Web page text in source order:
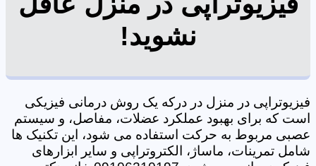
نشوید!
فیزیوتراپی در منزل در درکه یک روش درمانی فیزیکی
است که برای بهبود عملکرد عضلات، مفاصل، و سیستم
عصبی مربوط به حرکت استفاده می شود، این تکنیک ها
شامل تمرینات، ماساژ، الکتروتراپی و سایر ابزارهای